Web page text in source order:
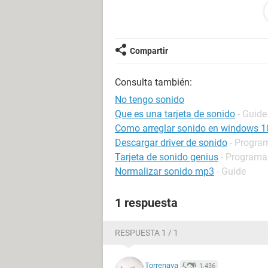
pongo al final.
Entonces qué pasa? que puedo
Muchas gracias¡
hardware informe
Audio de Windows
midi-out.0 0001 001B Microsoft GS
Compartir
Consulta también:
No tengo sonido
Que es una tarjeta de sonido - Guide
Como arreglar sonido en windows
Descargar driver de sonido -
Tarjeta de sonido genius -
Normalizar sonido mp3 - Guide
1 respuesta
RESPUESTA 1 / 1
Torrenava 1.436